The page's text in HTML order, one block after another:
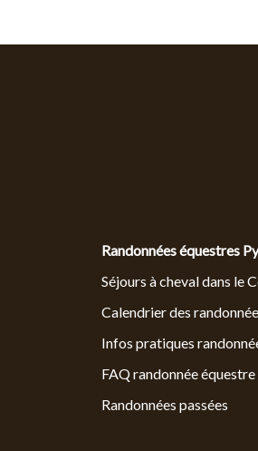
Randonnées équestres
Séjours à cheval dans le
Calendrier des
Infos pratiques
FAQ randonnée équestre
Randonnées passées